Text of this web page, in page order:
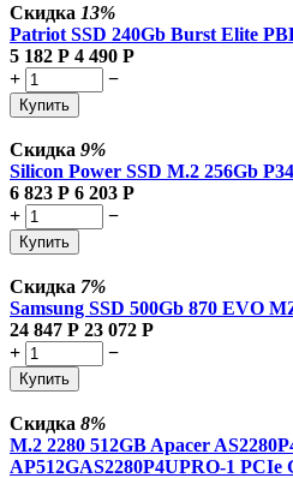
Скидка 13%
Patriot SSD 240Gb Burst Elite
5 182 Р 4 490 Р
+
−
Купить
Скидка 9%
Silicon Power SSD M.2 256Gb
6 823 Р 6 203 Р
+
−
Купить
Скидка 7%
Samsung SSD 500Gb 870 EVO
24 847 Р 23 072 Р
+
−
Купить
Скидка 8%
M.2 2280 512GB Apacer
AP512GAS2280P4UPRO-1 PCIe